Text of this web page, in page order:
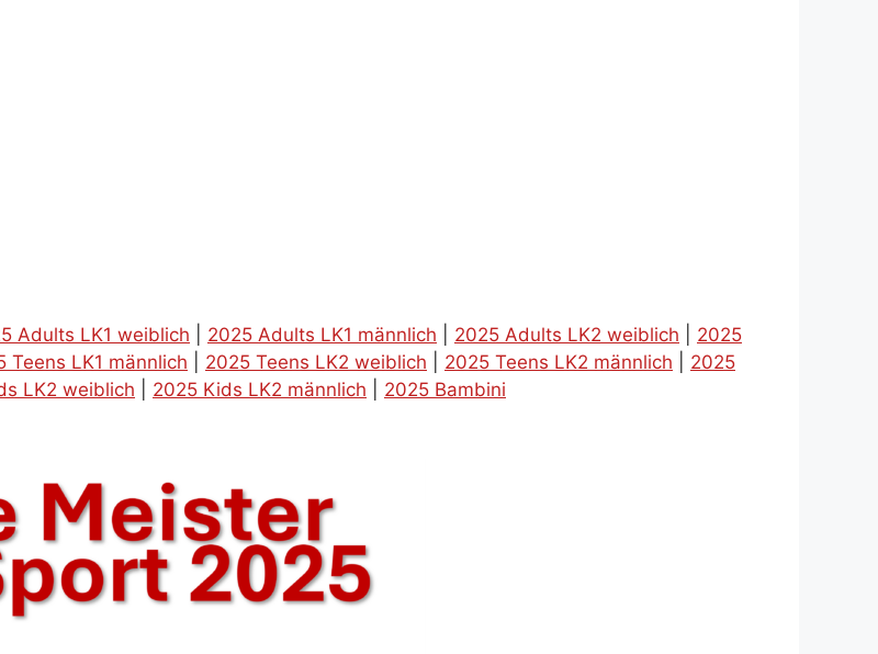
Adults LK1 weiblich 2025 Adults LK1 männlich 2025 Adults LK2 weiblich
2025
Teens LK1 männlich 2025 Teens LK2 weiblich 2025 Teens LK2 männlich
2025
LK2 weiblich 2025 Kids LK2 männlich 2025 Bambini